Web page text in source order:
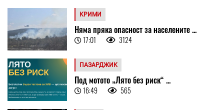
КРИМИ
Няма пряка опасност за населените ...
17:01 3124
ПАЗАРДЖИК
Под мотото „Лято без риск“ ...
16:49 565